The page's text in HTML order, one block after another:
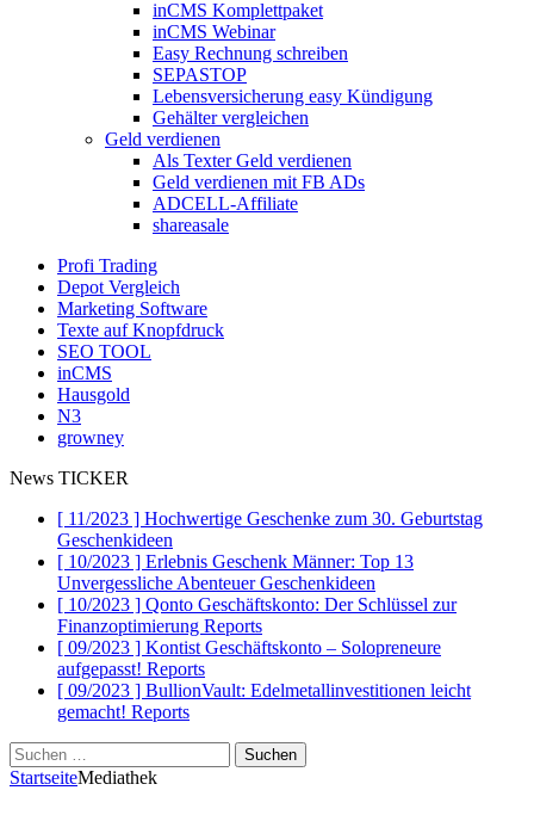
inCMS Komplettpaket
inCMS Webinar
Easy Rechnung schreiben
SEPASTOP
Lebensversicherung easy Kündigung
Gehälter vergleichen
Geld verdienen
Als Texter Geld verdienen
Geld verdienen mit FB ADs
ADCELL-Affiliate
shareasale
Profi Trading
Depot Vergleich
Marketing Software
Texte auf Knopfdruck
SEO TOOL
inCMS
Hausgold
N3
growney
News TICKER
[ 11/2023 ] Hochwertige Geschenke zum 30. Geburtstag
Geschenkideen
[ 10/2023 ] Erlebnis Geschenk Männer: Top 13
Unvergessliche AbenteuerGeschenkideen
[ 10/2023 ] Qonto Geschäftskonto: Der Schlüssel zur
Finanzoptimierung Reports
[ 09/2023 ] Kontist Geschäftskonto – Solopreneure
aufgepasst! Reports
[ 09/2023 ] BullionVault: Edelmetallinvestitionen leicht
gemacht! Reports
Suchen
nach:
StartseiteMediathek